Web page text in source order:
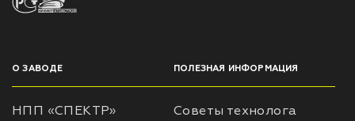
О ЗАВОДЕ
НПП «СПЕКТР»
ПОЛЕЗНАЯ ИНФОРМАЦИЯ
Советы технолога